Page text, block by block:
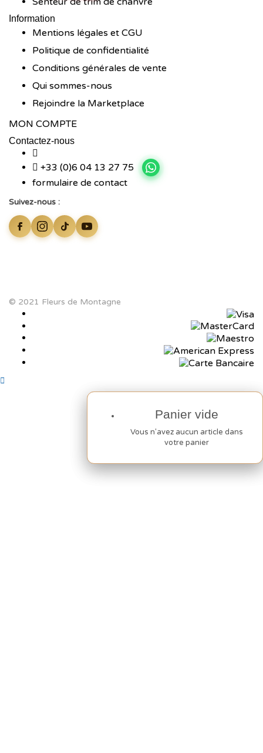
Panier vide
Vous n'avez aucun article dans
votre panier
Panier vide
Vous n'avez aucun article dans
votre panier
Information
Mentions légales et CGU
Politique de confidentialité
Conditions générales de vente
Qui sommes-nous
Rejoindre la Marketplace
MON COMPTE
Contactez-nous
+33 (0)6 04 13 27 75
formulaire de contact
Suivez-nous :
© 2021 Fleurs de Montagne